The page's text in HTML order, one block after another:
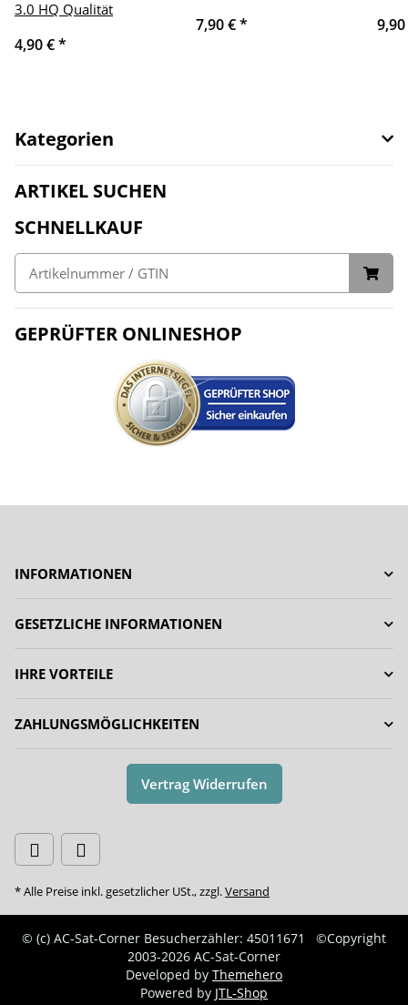
3.0 HQ Qualität
4,90 €*
7,90 €*
Kategorien
ARTIKEL SUCHEN
SCHNELLKAUF
GEPRÜFTER ONLINESHOP
INFORMATIONEN
GESETZLICHE INFORMATIONEN
IHRE VORTEILE
ZAHLUNGSMÖGLICHKEITEN
Vertrag Widerrufen
* Alle Preise inkl. gesetzlicher USt., zzgl.Versand
© (c) AC-Sat-Corner Besucherzähler: 45011671
©Copyright
2003-2026 AC-Sat-Corner
Developed by Themehero
Powered by JTL-Shop